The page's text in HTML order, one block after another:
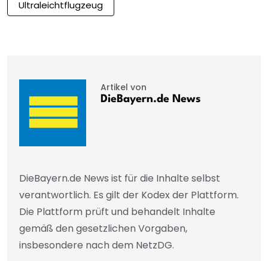
Ultraleichtflugzeug
Artikel von
DieBayern.de News
DieBayern.de News ist für die Inhalte selbst
verantwortlich. Es gilt der Kodex der Plattform.
Die Plattform prüft und behandelt Inhalte
gemäß den gesetzlichen Vorgaben,
insbesondere nach dem NetzDG.